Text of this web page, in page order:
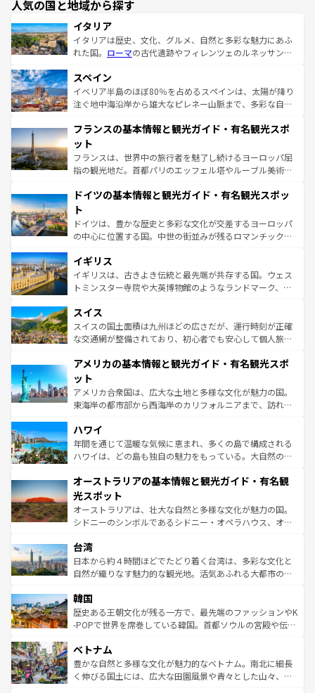
人気の国と地域から探す
イタリア
イタリアは歴史、文化、グルメ、自然と多彩な魅力にあふ
れた国。 ローマの古代遺跡やフィレンツェのルネッサンス
ろん、トスカーナの美しい田園風景やアマルフィ海岸の絶
景など、自然景観も見逃せない。観光の合間には、本場の
ピザやパスタなど、絶品のイタリア料理を堪能することも
ませてくれるイタリアで、忘れられない旅をしてみよう！
なお、新着のイタリア情報は
しい。
スペイン
イベリア半島のほぼ80％を占めるスペインは、太陽が降り
注ぐ地中海沿岸から雄大なピレネー山脈まで、多彩な自然
文化が根付くこの国では、情熱的なフラメンコ、熱気あふ
れる闘牛、そして美味しいタパスが生活の一部となってい
る。首都マドリードの洗練された雰囲気や、バルセロナの
アートに溢れた街角から、地方では古代ローマ遺跡や中世
せる。地方によって風土や気候が異なるスペインはその個
ンテンツ一覧 を参照してほしい。
フランスの基本情報と観光ガイド・有名観光スポ
ット
フランスは、世界中の旅行者を魅了し続けるヨーロッパ屈
指の観光地だ。首都パリのエッフェル塔やルーブル美術館
で、幅広い魅力が詰まっている。華麗な宮殿、歴史的な大
聖堂、美しいビーチ、そして豊かな自然が、訪れる者を心
から魅了する。また、フランスは美食の国としても知ら
れ、フランス料理はユネスコ無形文化遺産にも登録されて
香り高いラベンダー畑など、多彩な楽しみ方が可能だ。さ
らに、パリ以外の地域にも魅力が溢れており、どの街角に
も豊かな歴史と文化が息づいている。パリ以外の個性あふ
を参照してほしい。
ドイツの基本情報と観光ガイド・有名観光スポッ
ト
ドイツは、豊かな歴史と多彩な文化が交差するヨーロッパ
の中心に位置する国。中世の街並みが残るロマンチック街
顔を持つこの国は、どこを歩いても飽きることがない。ベ
ルリンの文化的活気、バイエルン州のアルプスの絶景、そ
してライン川沿いのワイン畑といった風景は必見。ビール
は、お酒好きな人にはぜひ体験してほしい。 なお、新着の
ドイツ情報はコンテンツ一覧を参照してほしい。
イギリス
イギリスは、古きよき伝統と最先端が共存する国。ウェス
トミンスター寺院や大英博物館のようなランドマーク、歴
リアごとに異なる魅力がある。また、優雅なアフタヌーン
ティー、ビール好きにはたまらない英国パブ、サッカー観
戦など、本場だからこそできる体験も豊富。イギリスを旅
ンツ一覧を参照してほしい。
スイス
スイスの国土面積は九州ほどの広さだが、運行時刻が正確
な交通網が整備されており、初心者でも安心して個人旅行
の建物がそのまま残る町や、スイスならではのユニークな
博物館もあり、アルプス観光だけでなく町歩きも満喫する
ことができる。国民の所得が高いため物価も高いが、旅行
者向けの交通パス提供のサービスもあり、うまく活用すれ
着のスイス情報は
アメリカの基本情報と観光ガイド・有名観光スポ
ット
アメリカ合衆国は、広大な土地と多様な文化が魅力の国。
東海岸の都市部から西海岸のカリフォルニアまで、訪れる
のような巨大都市は、観光、ショッピング、エンターテイ
ンメントが詰まった刺激的なスポットだ。一方、アメリカ
西部には大自然が広がり、グランドキャニオンやイエロー
部のニューオーリンズでは、音楽と美食が融合した独特の
文化が魅力。旅行者はアメリカの各地域で異なる魅力を楽
しみながら、その多様性と豊かな歴史を感じることができ
るだろう。車でのロードトリップや列車の旅も、アメリカ
情報は
ハワイ
年間を通じて温暖な気候に恵まれ、多くの島で構成される
ハワイは、どの島も独自の魅力をもっている。大自然の神
ワイ島は見逃せない。また、定番の観光地といえばオアフ
島だが、静かな自然を求めるならマウイ島やカウアイ島が
おすすめ。エメラルドグリーンに輝く海をはじめ、豊かな
文化や歴史が息づいている。「アロハスピリット」と呼ば
人々、おいしいローカルフードやハワイアンミュージッ
ク、伝統的なフラダンスなど、すべてがハワイの魅力を彩
っている。訪れるたびに新しい発見と感動が待っているハ
はコンテンツ一覧
オーストラリアの基本情報と観光ガイド・有名観
光スポット
オーストラリアは、壮大な自然と多様な文化が魅力の国。
シドニーのシンボルであるシドニー・オペラハウス、オー
リアリーフや大陸中央部にそびえるウルル（エアーズロッ
ク）、タスマニアの美しい原生林やケアンズの熱帯雨林な
ど、見どころがたくさん。また、カフェやワイン、オージ
いる。アクティビティも充実しており、サーフィンやダイ
ビング、ハイキングなど、アウトドア好きにはたまらな
い。オーストラリアの多彩な魅力を存分に味わいつくそ
参照してほしい。
台湾
日本から約４時間ほどでたどり着く台湾は、多彩な文化と
自然が織りなす魅力的な観光地。活気あふれる大都市の台
ン）、静ひつな山岳地帯である台湾東部など、都市の喧騒
と山間の静けさが共存しており、訪れる人に新しい発見と
驚きをもたらしてくれる。また、奥深い台湾の食文化も魅
容にもいいと評判のスイーツなど、バラエティ豊かな料理
が味わえる。 なお、新着の台湾情報は コンテンツ一覧を参
照してほしい。
韓国
歴史ある王朝文化が残る一方で、最先端のファッションやK
-POPで世界を席巻している韓国。首都ソウルの宮殿や伝統
き、地方に足を延ばせば四季折々の自然美を楽しむことが
できる。そして、キムチや焼肉、絶品のストリートフード
まで、さまざまな韓国料理が待っている。夜には、韓国な
ベトナム
豊かな自然と多様な文化が魅力的なベトナム。南北に細長
く伸びる国土には、広大な田園風景や青々とした山々、世